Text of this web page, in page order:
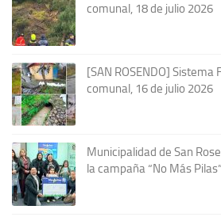
comunal, 18 de julio 2026
[SAN ROSENDO]
comunal, 16 de julio 2026
Municipalidad de San
la campaña “No Más Pilas”